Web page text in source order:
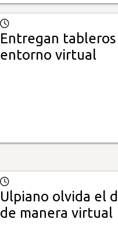
Entregan
entorno virtual
Ulpiano olvida el
de manera virtual